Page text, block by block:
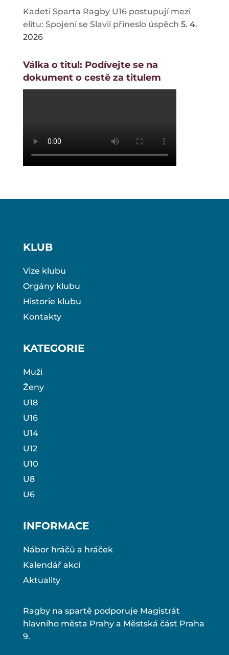
Kadeti Sparta Ragby U16 postupují mezi
elitu: Spojení se Slavií přineslo úspěch 5. 4.
2026
Válka o titul: Podívejte se na
dokument o cestě za titulem
KLUB
Vize klubu
Orgány klubu
Historie klubu
Kontakty
KATEGORIE
Muži
Ženy
U18
U16
U14
U12
U10
U8
U6
INFORMACE
Nábor hráčů a hráček
Kalendář akcí
Aktuality
Ragby na spartě podporuje Magistrát
hlavního města Prahy a Městská část Praha
9.